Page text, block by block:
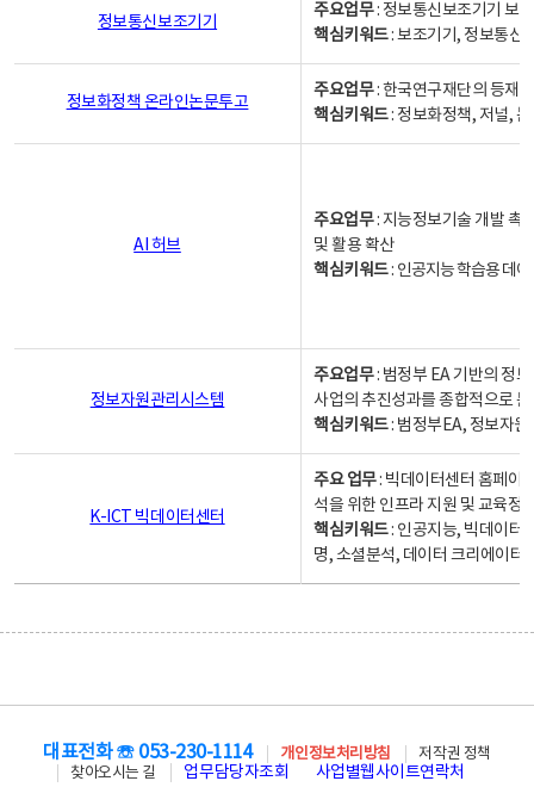
정보통신보조기기
주요업무: 정보통신보조기기 보
핵심키워드: 보조기기, 정보통신
정보화정책 온라인논문투고
주요업무: 한국연구재단의 등재
핵심키워드: 정보화정책, 저널,
AI 허브
주요업무: 지능정보기술 개발 촉
및 활용 확산
핵심키워드: 인공지능 학습용 데
정보자원관리시스템
주요업무: 범정부 EA 기반의 정
사업의 추진성과를 종합적으로
핵심키워드: 범정부EA, 정보자
K-ICT 빅데이터센터
주요 업무: 빅데이터센터 홈페이
석을 위한 인프라 지원 및 교육정
핵심키워드: 인공지능, 빅데이터,
명, 소셜분석, 데이터 크리에이터
대표전화 ☏ 053-230-1114 개인정보처리방침
저작권 정책
찾아오시는 길
업무담당자조회 사업별웹사이트연락처